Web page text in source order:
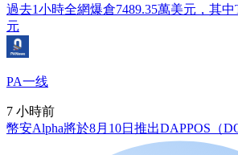
過去1小時全網爆倉7489.35萬美元，其
元
PA一线
7 小時前
幣安Alpha將於8月10日推出DAPPOS（